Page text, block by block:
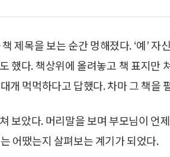
제목을 보는 순간 멍해졌다. ‘예’ 자
했다. 책상위에 올려놓고 책 표지만
개 먹먹하다고 답했다. 차마 그 책을
보았다. 머리말을 보며 부모님이 언
어땠는지 살펴보는 계기가 되었다.